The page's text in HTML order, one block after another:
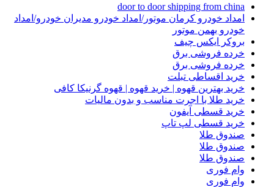
door to door shipping from china
امداد خودرو کرمان موتور/امداد خودرو مدیران خودرو/امداد
خودرو بهمن موتور
بروکر ایکس چیف
خرده فروشی برق
خرده فروشی برق
خرید اقساطی تبلت
خرید بهترین قهوه | خرید قهوه | قهوه گرنیکا کافی
خرید طلا با اجرت مناسب و بدون مالیات
خرید قسطی آیفون
خرید قسطی لپ تاپ
صندوق طلا
صندوق طلا
صندوق طلا
وام فوری
وام فوری